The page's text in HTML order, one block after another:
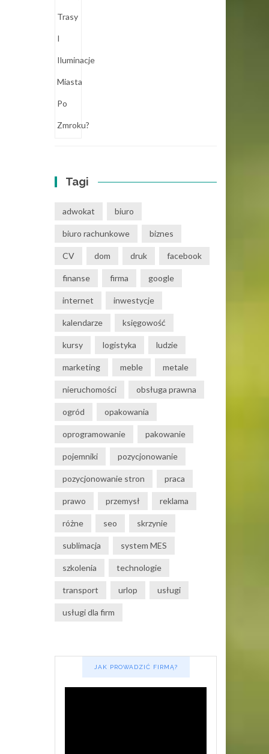
Tagi
adwokat biuro
biuro rachunkowe biznes
CV dom druk facebook
finanse firma google
internet inwestycje
kalendarze księgowość
kursy logistyka ludzie
marketing meble metale
nieruchomości obsługa prawna
ogród opakowania
oprogramowanie pakowanie
pojemniki pozycjonowanie
pozycjonowanie stron praca
prawo przemysł reklama
różne seo skrzynie
sublimacja system MES
szkolenia technologie
transport urlop usługi
usługi dla firm
JAK PROWADZIĆ FIRMĄ?